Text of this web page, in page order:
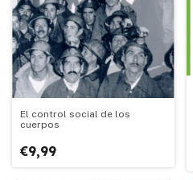
El control social de los
cuerpos
€9,99